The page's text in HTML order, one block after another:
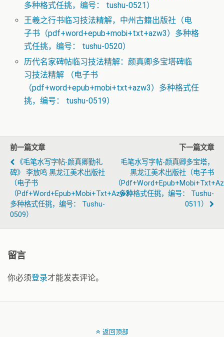
多种格式任挑，编号： tushu-0521）
王羲之行书临习技法精解，中州古籍出版社（电
子书（pdf+word+epub+mobi+txt+azw3）多种格
式任挑，编号： tushu-0520）
历代名家碑帖临习技法精解：颜真卿多宝塔碑临
习技法精解 （电子书
（pdf+word+epub+mobi+txt+azw3）多种格式任
挑，编号： tushu-0519）
前一篇文章
《毛笔水写字帖-颜真卿勤礼
碑》 李放鸣 黑龙江美术出版社
（电子书
（pdf+word+epub+mobi+txt+azw3）
多种格式任挑，编号： Tushu-
0509）
下一篇文章
毛笔水写字帖-颜真卿多宝塔，
黑龙江美术出版社（电子书
（
多种格式任挑，编号： Tushu-
0511）
留言
你必须登录才能发表评论。
返回顶部